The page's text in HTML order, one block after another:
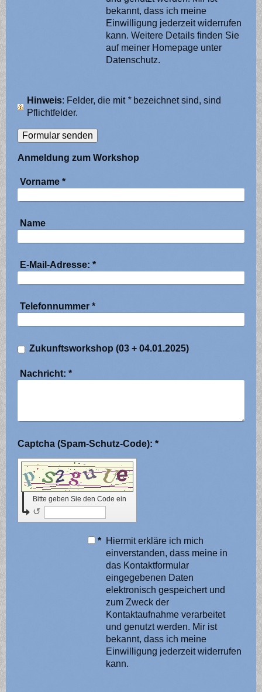
bekannt, dass ich meine
Einwilligung jederzeit widerrufen
kann. Weitere Details finden Sie
auf meiner Homepage unter
Datenschutz.
Hinweis : Felder, die mit *bezeichnet sind, sind
Pflichtfelder.
Anmeldung zum Workshop
Vorname*
Name
E-Mail-Adresse: *
Telefonnummer*
Zukunftsworkshop (03 + 04.01.2025)
Nachricht: *
Captcha (Spam-Schutz-Code): *
Bitte geben Sie den Code ein
↺
* Hiermit erkläre ich mich
einverstanden, dass meine in
das Kontaktformular
eingegebenen Daten
elektronisch gespeichert und
zum Zweck der
Kontaktaufnahme verarbeitet
und genutzt werden. Mir ist
bekannt, dass ich meine
Einwilligung jederzeit widerrufen
kann.